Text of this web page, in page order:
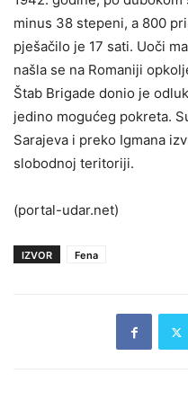
minus 38 stepeni, a 800
pješačilo je 17 sati. Uoči
našla se na Romaniji
Štab Brigade donio je
jedino mogućeg pokreta.
Sarajeva i preko Igmana
slobodnoj teritoriji.
(portal-udar.net)
IZVOR Fena